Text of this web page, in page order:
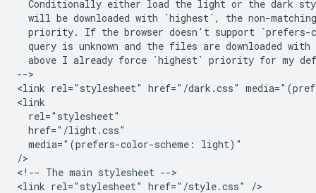
Conditionally either load the light or the dark
will be downloaded with `highest`, the non-
priority. If the browser doesn't support
query is unknown and the files are downloaded
above I already force `highest` priority for my
-->
<link rel="stylesheet" href="/dark.css"
<link
  rel="stylesheet"
  href="/light.css"
  media="(prefers-color-scheme: light)"
/>
<!-- The main stylesheet -->